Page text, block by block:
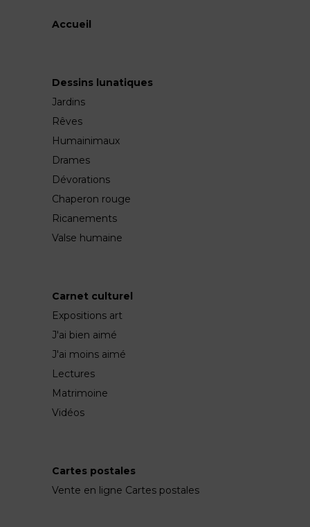
Accueil
Dessins lunatiques
Jardins
Rêves
Humainimaux
Drames
Dévorations
Chaperon rouge
Ricanements
Valse humaine
Carnet culturel
Expositions art
J'ai bien aimé
J'ai moins aimé
Lectures
Matrimoine
Vidéos
Cartes postales
Vente en ligne Cartes postales